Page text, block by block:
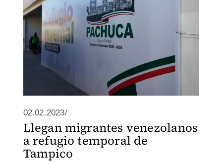
02.02.2023/
Llegan migrantes venezolanos
a refugio temporal de
Tampico